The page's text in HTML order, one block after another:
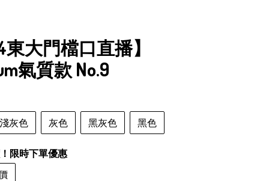
東大門檔口直播】
氣質款 No.9
淺灰色 灰色 黑灰色 黑色
限時下單優惠